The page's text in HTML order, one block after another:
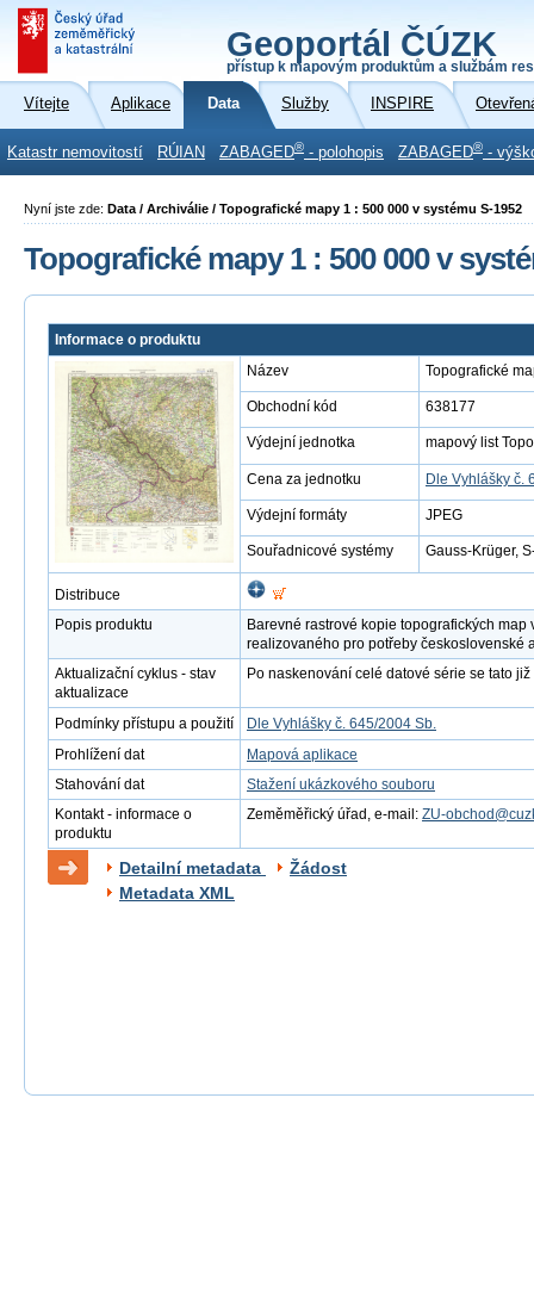
Geoportál ČÚZK
přístup k mapovým produktům a službám
Vítejte Aplikace Data Služby INSPIRE
Katastr nemovitostí RÚIAN ZABAGED® - polohopis ZABAGED® -
Nyní jste zde: Data / Archiválie / Topografické mapy 1 : 500 000 v systému S-1952
Topografické mapy 1 : 500 000 v
Informace o produktu
Název
Topografické
Obchodní kód 638177
Výdejní jednotka mapový list
Cena za jednotku Dle Vyhlášky č.
Výdejní formáty JPEG
Souřadnicové systémy Gauss-Krüger,
Distribuce
Popis produktu
Barevné rastrové kopie topografických
realizovaného pro potřeby československé
Aktualizační cyklus - stav
aktualizace
Po naskenování celé datové série se tato
Podmínky přístupu a použití
Dle Vyhlášky č. 645/2004 Sb.
Prohlížení dat
Mapová aplikace
Stahování dat
Stažení ukázkového souboru
Kontakt - informace o
produktu
Zeměměřický úřad, e-mail: ZU-
Detailní metadata
Žádost
Metadata XML